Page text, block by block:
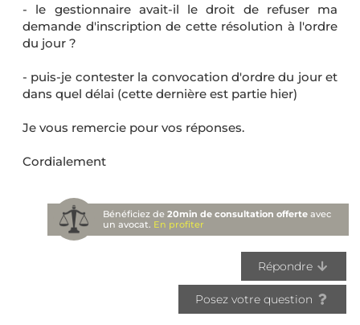
- le gestionnaire avait-il le droit de refuser ma
demande d'inscription de cette résolution à l'ordre
du jour ?
- puis-je contester la convocation d'ordre du jour et
dans quel délai (cette dernière est partie hier)
Je vous remercie pour vos réponses.
Cordialement
Bénéficiez de20min de consultation offerte avec
un avocat. En profiter
Répondre
Posez votre question